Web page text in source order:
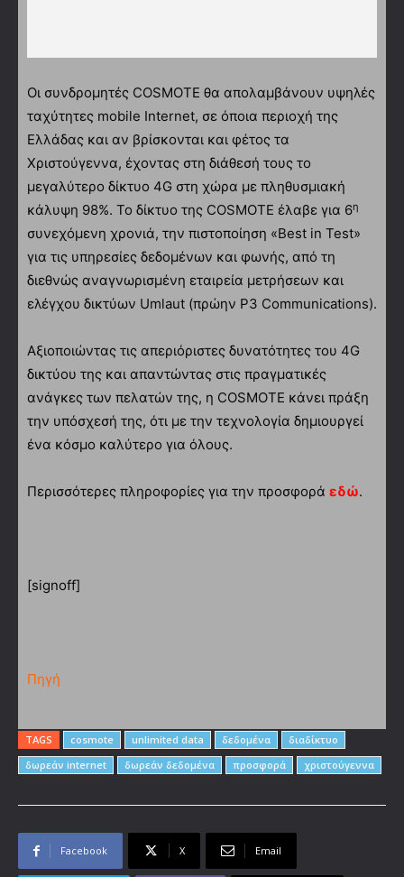
Οι συνδρομητές COSMOTE θα απολαμβάνουν υψηλές
ταχύτητες mobile Internet, σε όποια περιοχή της
Ελλάδας και αν βρίσκονται και φέτος τα
Χριστούγεννα, έχοντας στη διάθεσή τους το
μεγαλύτερο δίκτυο 4G στη χώρα με πληθυσμιακή
κάλυψη 98%. Το δίκτυο της COSMOTE έλαβε για 6η
συνεχόμενη χρονιά, την πιστοποίηση «Best in Test»
για τις υπηρεσίες δεδομένων και φωνής, από τη
διεθνώς αναγνωρισμένη εταιρεία μετρήσεων και
ελέγχου δικτύων Umlaut (πρώην P3 Communications).
Αξιοποιώντας τις απεριόριστες δυνατότητες του 4G
δικτύου της και απαντώντας στις πραγματικές
ανάγκες των πελατών της, η COSMOTE κάνει πράξη
την υπόσχεσή της, ότι με την τεχνολογία δημιουργεί
ένα κόσμο καλύτερο για όλους.
Περισσότερες πληροφορίες για την προσφορά εδώ.
[signoff]
Πηγή
TAGS cosmote unlimited data δεδομένα
διαδίκτυο
δωρεάν internet
δωρεάν δεδομένα προσφορά χριστούγεννα
Facebook X Email